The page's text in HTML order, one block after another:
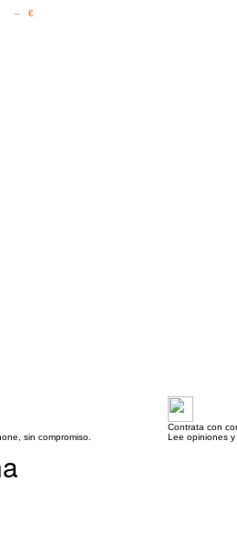
– €
sin compromiso.
Contrata con
Lee opiniones y